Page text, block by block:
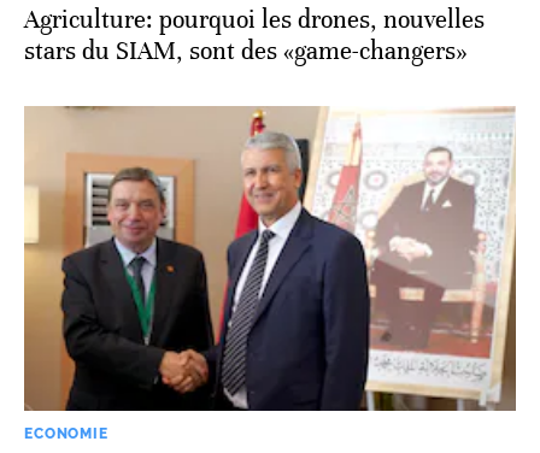
Agriculture: pourquoi les drones, nouvelles
stars du SIAM, sont des «game-changers»
ECONOMIE